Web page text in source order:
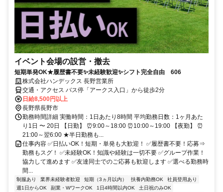
イベント会場の設営・撤去
短期単発OK★履歴書不要✨未経験歓迎✨シフト完全自由 606
株式会社ハンデックス 長野営業所
交通・アクセス バス停「アークス入口」から徒歩2分
日給8,500円以上
長野県長野市
勤務時間詳細 実働時間：1日あたり8時間 平均勤務日数：1ヶ月あた
り1日 〜 20日 【日勤】 ⏰9:00～18:00 ⏰10:00～19:00 【夜勤】 ⏰
21:00～翌6:00 ★半日勤務も...
仕事内容 ✅日払いOK！短期・単発も大歓迎！ ✅履歴書不要！応募⇒
勤務もスグ！ ✅未経験OK！知識や経験は一切不要 ✅グループ作業！
協力して進めます ✅友達同士でのご応募も歓迎します ✅選べる勤務時
間...
制服あり 業界未経験者歓迎 短期（3ヵ月以内） 扶養内勤務OK
社員登用あり
週1日からOK
副業・WワークOK 1日4時間以内OK
土日祝のみOK